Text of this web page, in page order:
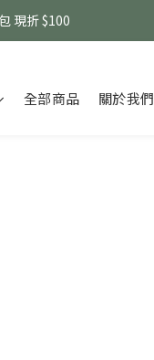
肉鬆 (指定商品除外)
現折 $100
全部商品 關於我們